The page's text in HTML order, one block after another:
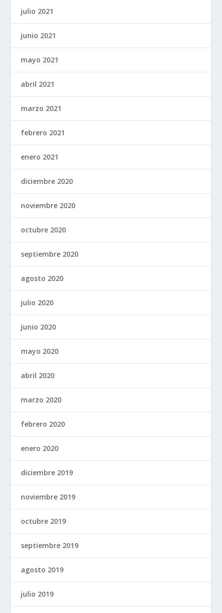
julio 2021
junio 2021
mayo 2021
abril 2021
marzo 2021
febrero 2021
enero 2021
diciembre 2020
noviembre 2020
octubre 2020
septiembre 2020
agosto 2020
julio 2020
junio 2020
mayo 2020
abril 2020
marzo 2020
febrero 2020
enero 2020
diciembre 2019
noviembre 2019
octubre 2019
septiembre 2019
agosto 2019
julio 2019